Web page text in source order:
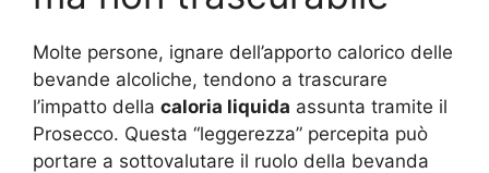
Molte persone, ignare dell’apporto calorico delle
bevande alcoliche, tendono a trascurare
l’impatto della caloria liquida assunta tramite il
Prosecco. Questa “leggerezza” percepita può
portare a sottovalutare il ruolo della bevanda